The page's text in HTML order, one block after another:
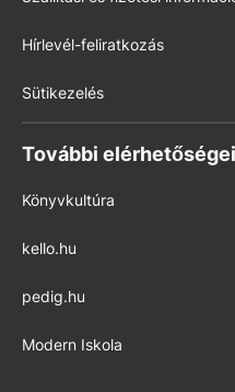
Hírlevél-feliratkozás
Sütikezelés
További
Könyvkultúra
kello.hu
pedig.hu
Modern Iskola